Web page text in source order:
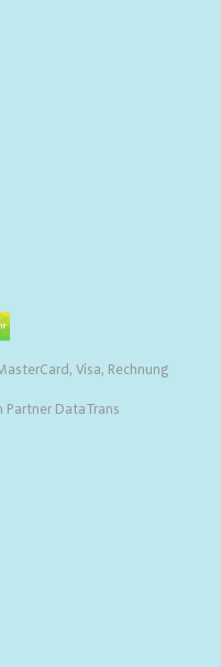
Visa, Rechnung
Partner DataTrans